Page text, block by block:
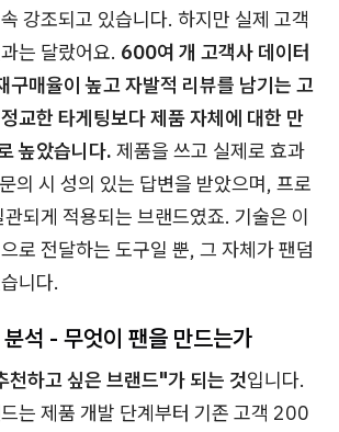
강조되고 있습니다. 하지만 실제 고객
는 달랐어요. 600여 개 고객사 데이터
구매율이 높고 자발적 리뷰를 남기는 고
교한 타게팅보다 제품 자체에 대한 만
높았습니다. 제품을 쓰고 실제로 효과
의 시 성의 있는 답변을 받았으며, 프로
되게 적용되는 브랜드였죠. 기술은 이
로 전달하는 도구일 뿐, 그 자체가 팬덤
니다.
석 - 무엇이 팬을 만드는가
천하고 싶은 브랜드"가 되는 것입니다.
는 제품 개발 단계부터 기존 고객 200